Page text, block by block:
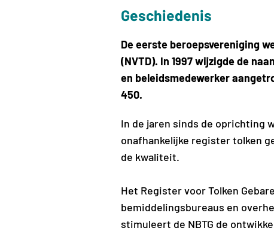
Geschiedenis
De eerste beroepsvereniging
(NVTD). In 1997 wijzigde de
en beleidsmedewerker
450.
In de jaren sinds de oprichting
onafhankelijke register tolken
de kwaliteit.
Het Register voor Tolken
bemiddelingsbureaus en
stimuleert de NBTG de